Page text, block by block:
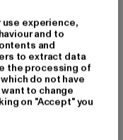
experience,
and to
and
to extract data
the processing of
do not have
to change
on "Accept" you